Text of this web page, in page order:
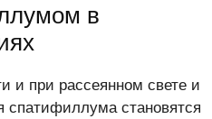
в
и при рассеянном свете и
спатифиллума становятся